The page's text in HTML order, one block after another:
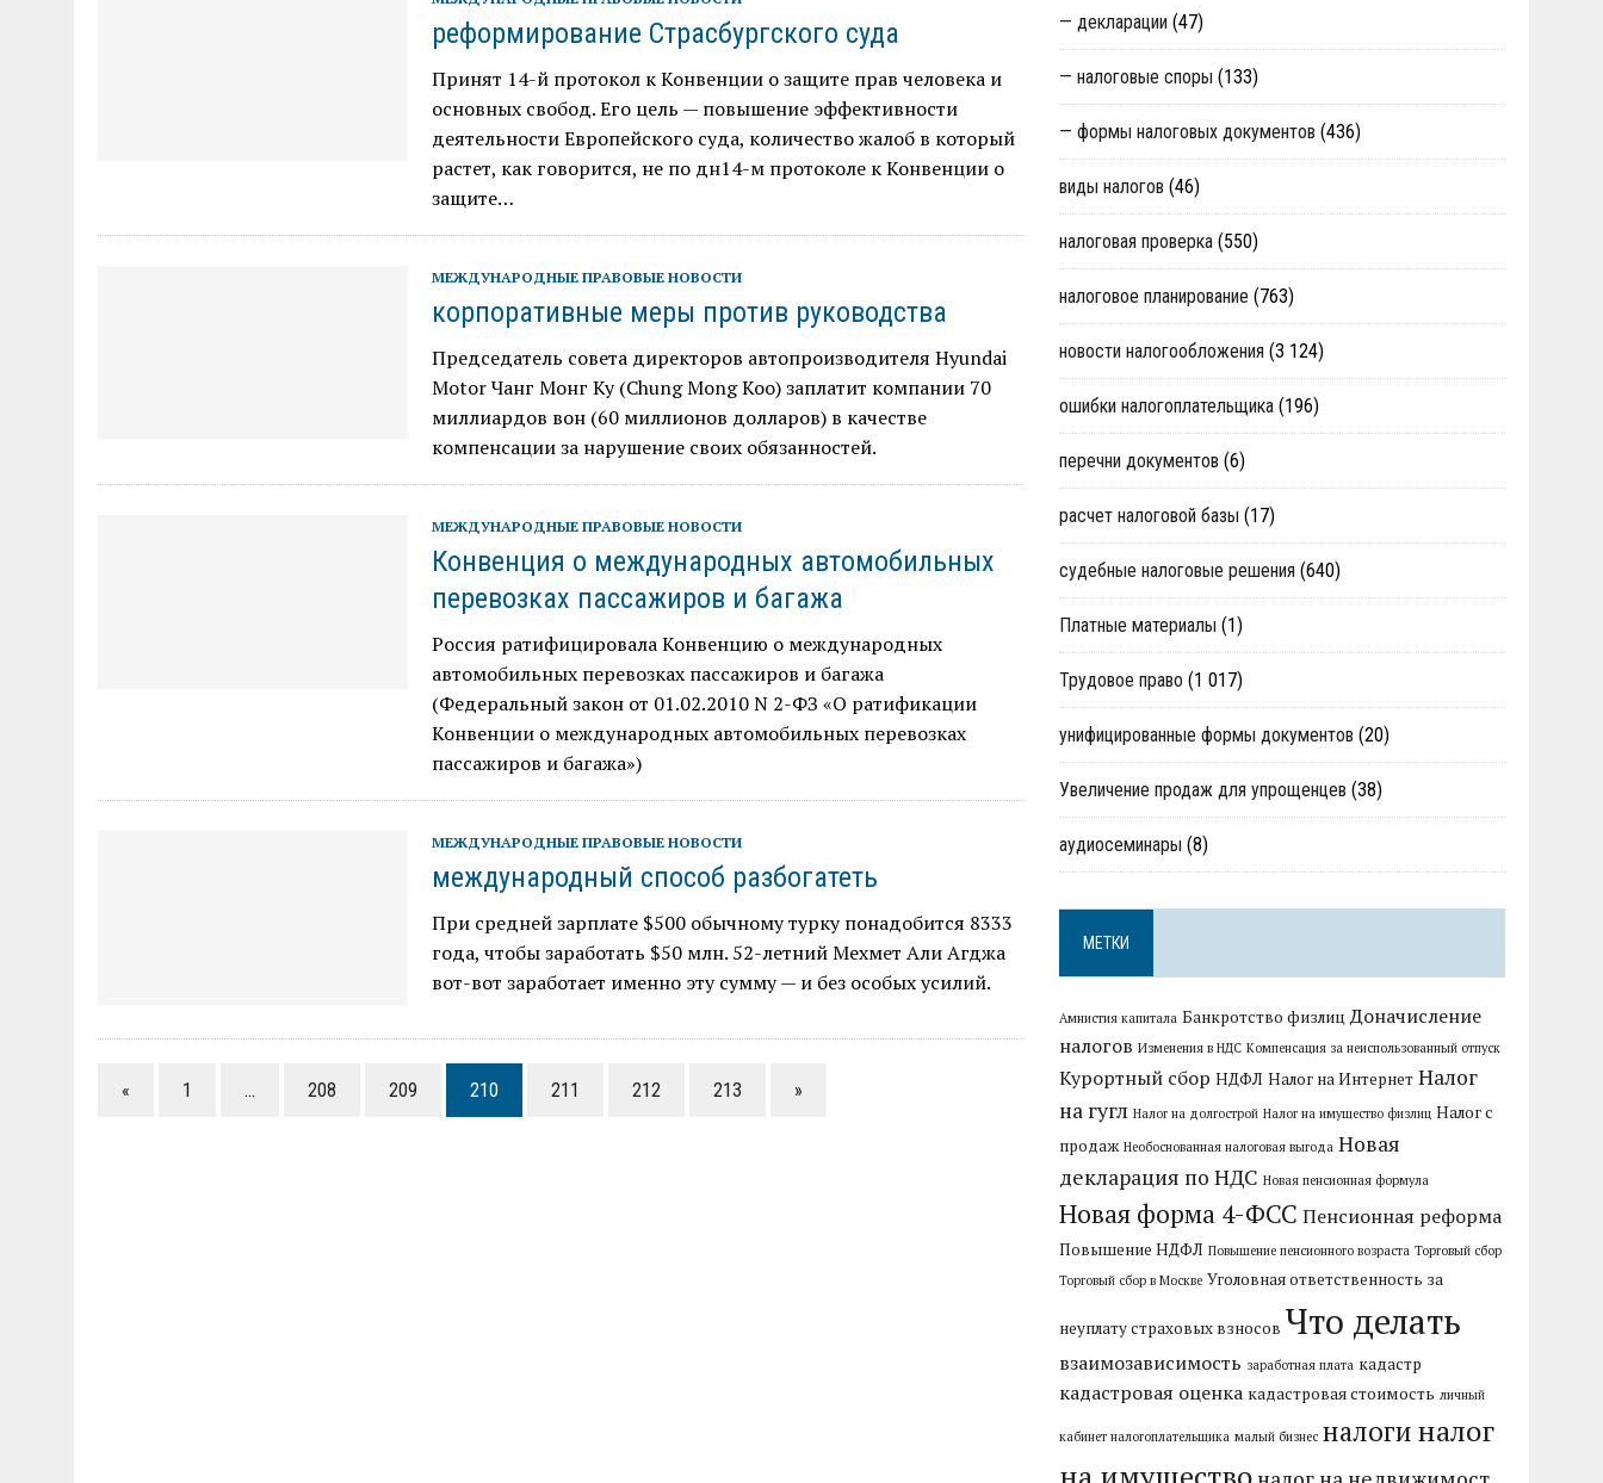
реформирование Страсбургского суда
Принят 14-й протокол к Конвенции о защите прав человека и
основных свобод. Его цель — повышение эффективности
деятельности Европейского суда, количество жалоб в который
растет, как говорится, не по дн14-м протоколе к Конвенции о
защите…
МЕЖДУНАРОДНЫЕ ПРАВОВЫЕ НОВОСТИ
корпоративные меры против руководства
Председатель совета директоров автопроизводителя Hyundai
Motor Чанг Монг Ку (Chung Mong Koo) заплатит компании 70
миллиардов вон (60 миллионов долларов) в качестве
компенсации за нарушение своих обязанностей.
МЕЖДУНАРОДНЫЕ ПРАВОВЫЕ НОВОСТИ
Конвенция о международных автомобильных
перевозках пассажиров и багажа
Россия ратифицировала Конвенцию о международных
автомобильных перевозках пассажиров и багажа
(Федеральный закон от 01.02.2010 N 2-ФЗ «О ратификации
Конвенции о международных автомобильных перевозках
пассажиров и багажа»)
МЕЖДУНАРОДНЫЕ ПРАВОВЫЕ НОВОСТИ
международный способ разбогатеть
При средней зарплате $500 обычному турку понадобится 8333
года, чтобы заработать $50 млн. 52-летний Мехмет Али Агджа
вот-вот заработает именно эту сумму — и без особых усилий.
« 1 … 208 209 210 211 212 213 »
— декларации (47)
— налоговые споры (133)
— формы налоговых документов (436)
виды налогов (46)
налоговая проверка (550)
налоговое планирование (763)
новости налогообложения (3 124)
ошибки налогоплательщика (196)
перечни документов (6)
расчет налоговой базы (17)
судебные налоговые решения (640)
Платные материалы (1)
Трудовое право (1 017)
унифицированные формы документов (20)
Увеличение продаж для упрощенцев (38)
аудиосеминары (8)
МЕТКИ
Амнистия капитала Банкротство физлиц Доначисление
налогов Изменения в НДС Компенсация за неиспользованный отпуск
Курортный сбор НДФЛ Налог на Интернет Налог
на гугл Налог на долгострой Налог на имущество физлиц Налог с
продаж Необоснованная налоговая выгода Новая
декларация по НДС Новая пенсионная формула
Новая форма 4-ФСС Пенсионная реформа
Повышение НДФЛ Повышение пенсионного возраста Торговый сбор
Торговый сбор в Москве Уголовная ответственность за
неуплату страховых взносов Что делать
взаимозависимость заработная плата кадастр
кадастровая оценка кадастровая стоимость личный
кабинет налогоплательщика малый бизнес налоги налог